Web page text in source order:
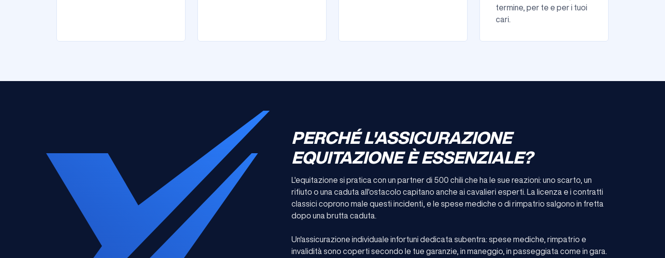
termine, per te e per i tuoi
cari.
PERCHÉ L'ASSICURAZIONE
EQUITAZIONE È ESSENZIALE?
L'equitazione si pratica con un partner di 500 chili che ha le sue reazioni: uno scarto, un
rifiuto o una caduta all'ostacolo capitano anche ai cavalieri esperti. La licenza e i contratti
classici coprono male questi incidenti, e le spese mediche o di rimpatrio salgono in fretta
dopo una brutta caduta.
Un'assicurazione individuale infortuni dedicata subentra: spese mediche, rimpatrio e
invalidità sono coperti secondo le tue garanzie, in maneggio, in passeggiata come in gara.